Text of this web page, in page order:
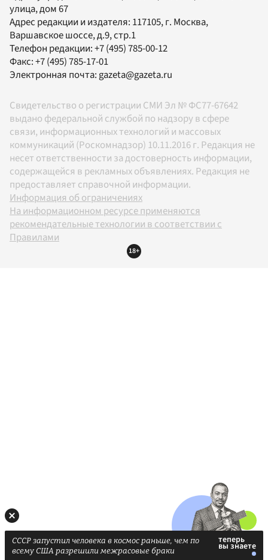
улица, дом 67
Адрес редакции и издателя: 117105, г. Москва,
Варшавское шоссе, д.9, стр.1
Телефон редакции:+7 (495) 785-00-12
Факс:+7 (495) 785-17-01
Электронная почта:gazeta@gazeta.ru
Свидетельство о регистрации СМИ Эл № ФС77-67642
выдано федеральной службой по надзору в сфере
связи, информационных технологий и массовых
коммуникаций (Роскомнадзор) 10.11.2016 г. Редакция не
несет ответственности за достоверность информации,
содержащейся в рекламных объявлениях. Редакция не
предоставляет справочной информации.
Информация об ограничениях
На информационном ресурсе применяются
рекомендательные технологии в соответствии с
Правилами
18+
СССР запустил человека в космос раньше, чем по
всему США разрешили межрасовые браки